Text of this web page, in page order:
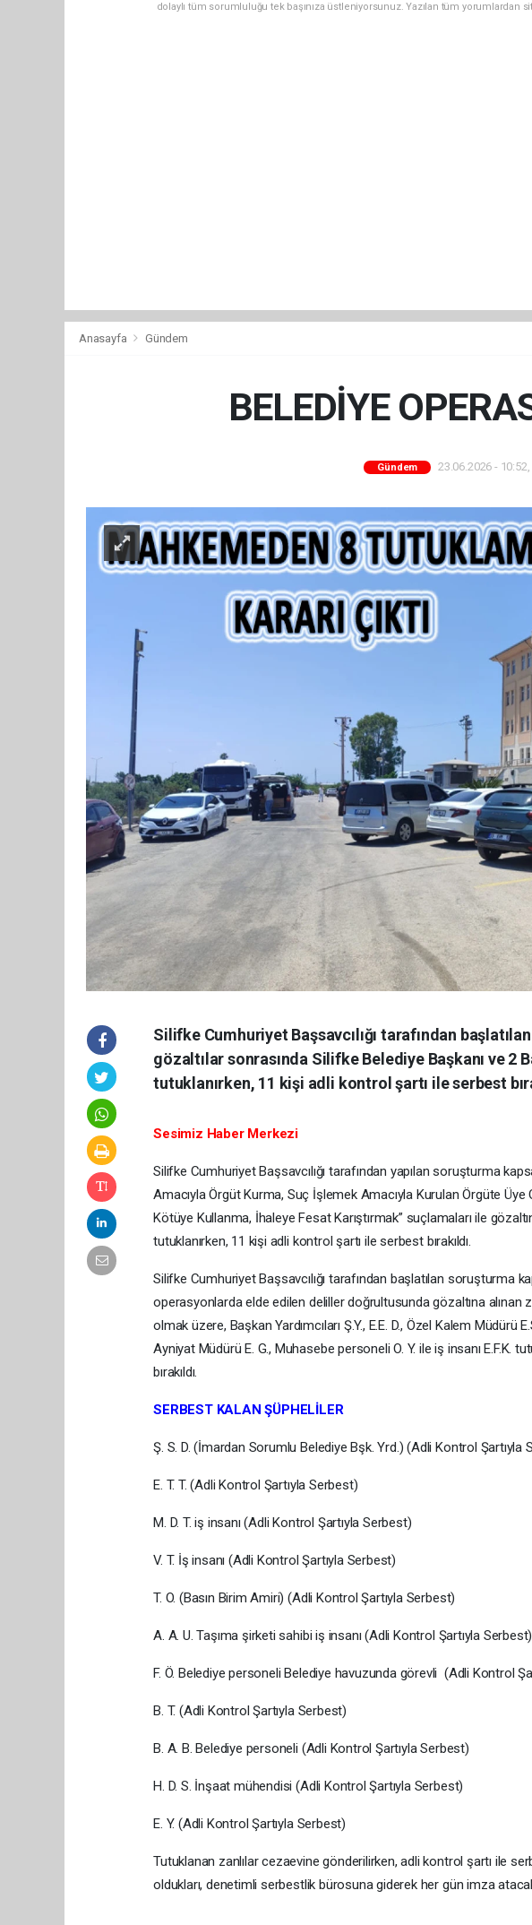
dolaylı tüm sorumluluğu tek başınıza üstleniyorsunuz. Yazılan tüm
Anasayfa Gündem
BELEDİYE
Gündem 23.06.2026 -
Silifke Cumhuriyet Başsavcılığı tarafından
gözaltılar sonrasında Silifke Belediye Başkanı ve 2
tutuklanırken, 11 kişi adli kontrol şartı ile serbest
Sesimiz Haber Merkezi
Silifke Cumhuriyet Başsavcılığı tarafından yapılan soruşturma
Amacıyla Örgüt Kurma, Suç İşlemek Amacıyla Kurulan Örgüte
Kötüye Kullanma, İhaleye Fesat Karıştırmak” suçlamaları ile
tutuklanırken, 11 kişi adli kontrol şartı ile serbest bırakıldı.
Silifke Cumhuriyet Başsavcılığı tarafından başlatılan soruşturma
operasyonlarda elde edilen deliller doğrultusunda gözaltına alınan
olmak üzere, Başkan Yardımcıları Ş.Y., E.E. D., Özel Kalem Müdürü
Ayniyat Müdürü E. G., Muhasebe personeli O. Y. ile iş insanı E.F.K.
bırakıldı.
SERBEST KALAN ŞÜPHELİLER
Ş. S. D. (İmardan Sorumlu Belediye Bşk. Yrd.) (Adli Kontrol Şartıyla
E. T. T. (Adli Kontrol Şartıyla Serbest)
M. D. T. iş insanı (Adli Kontrol Şartıyla Serbest)
V. T. İş insanı (Adli Kontrol Şartıyla Serbest)
T. O. (Basın Birim Amiri) (Adli Kontrol Şartıyla Serbest)
A. A. U. Taşıma şirketi sahibi iş insanı (Adli Kontrol Şartıyla Serbest)
F. Ö. Belediye personeli Belediye havuzunda görevli (Adli Kontrol
B. T. (Adli Kontrol Şartıyla Serbest)
B. A. B. Belediye personeli (Adli Kontrol Şartıyla Serbest)
H. D. S. İnşaat mühendisi (Adli Kontrol Şartıyla Serbest)
E. Y. (Adli Kontrol Şartıyla Serbest)
Tutuklanan zanlılar cezaevine gönderilirken, adli kontrol şartı ile
oldukları, denetimli serbestlik bürosuna giderek her gün imza